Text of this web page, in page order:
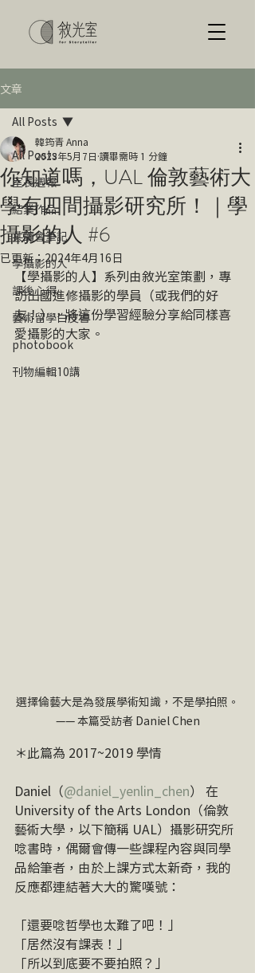
文章
All Posts
室長週報
結業作品
共讀會筆記
學攝影的人
課後心得
藝術留學白皮書
photobook
刊物編輯10講
All Posts
你知道嗎，UAL 倫敦藝術大
學有四間攝影研究所！｜學
攝影的人 #6
韓筠青 Anna
2023年5月7日 讀畢需時 1 分鐘
已更新：2024年4月16日
【學攝影的人】系列由敘光室策劃，專
訪出國進修攝影的學員（或我們的好
友！），將這份學習經驗分享給同樣喜
愛攝影的大家。
選擇倫藝大是為發展學術知識，不是學拍照。
—— 本篇受訪者 Daniel Chen
＊此篇為 2017~2019 學情
Daniel（@daniel_yenlin_chen） 在
University of the Arts London（倫敦
藝術大學，以下簡稱 UAL）攝影研究所
唸書時，偶爾會傳一些課程內容與同學
品給筆者，由於上課方式太新奇，我的
反應都連結著大大的驚嘆號：
「還要唸哲學也太難了吧！」
「居然沒有課表！」
「所以到底要不要拍照？」